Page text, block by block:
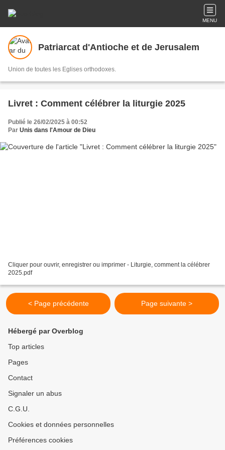
MENU
Patriarcat d'Antioche et de Jerusalem
Union de toutes les Eglises orthodoxes.
Livret : Comment célébrer la liturgie 2025
Publié le 26/02/2025 à 00:52
Par Unis dans l'Amour de Dieu
Cliquer pour ouvrir, enregistrer ou imprimer - Liturgie, comment la célébrer
2025.pdf
< Page précédente Page suivante >
Hébergé par Overblog
Top articles
Pages
Contact
Signaler un abus
C.G.U.
Cookies et données personnelles
Préférences cookies